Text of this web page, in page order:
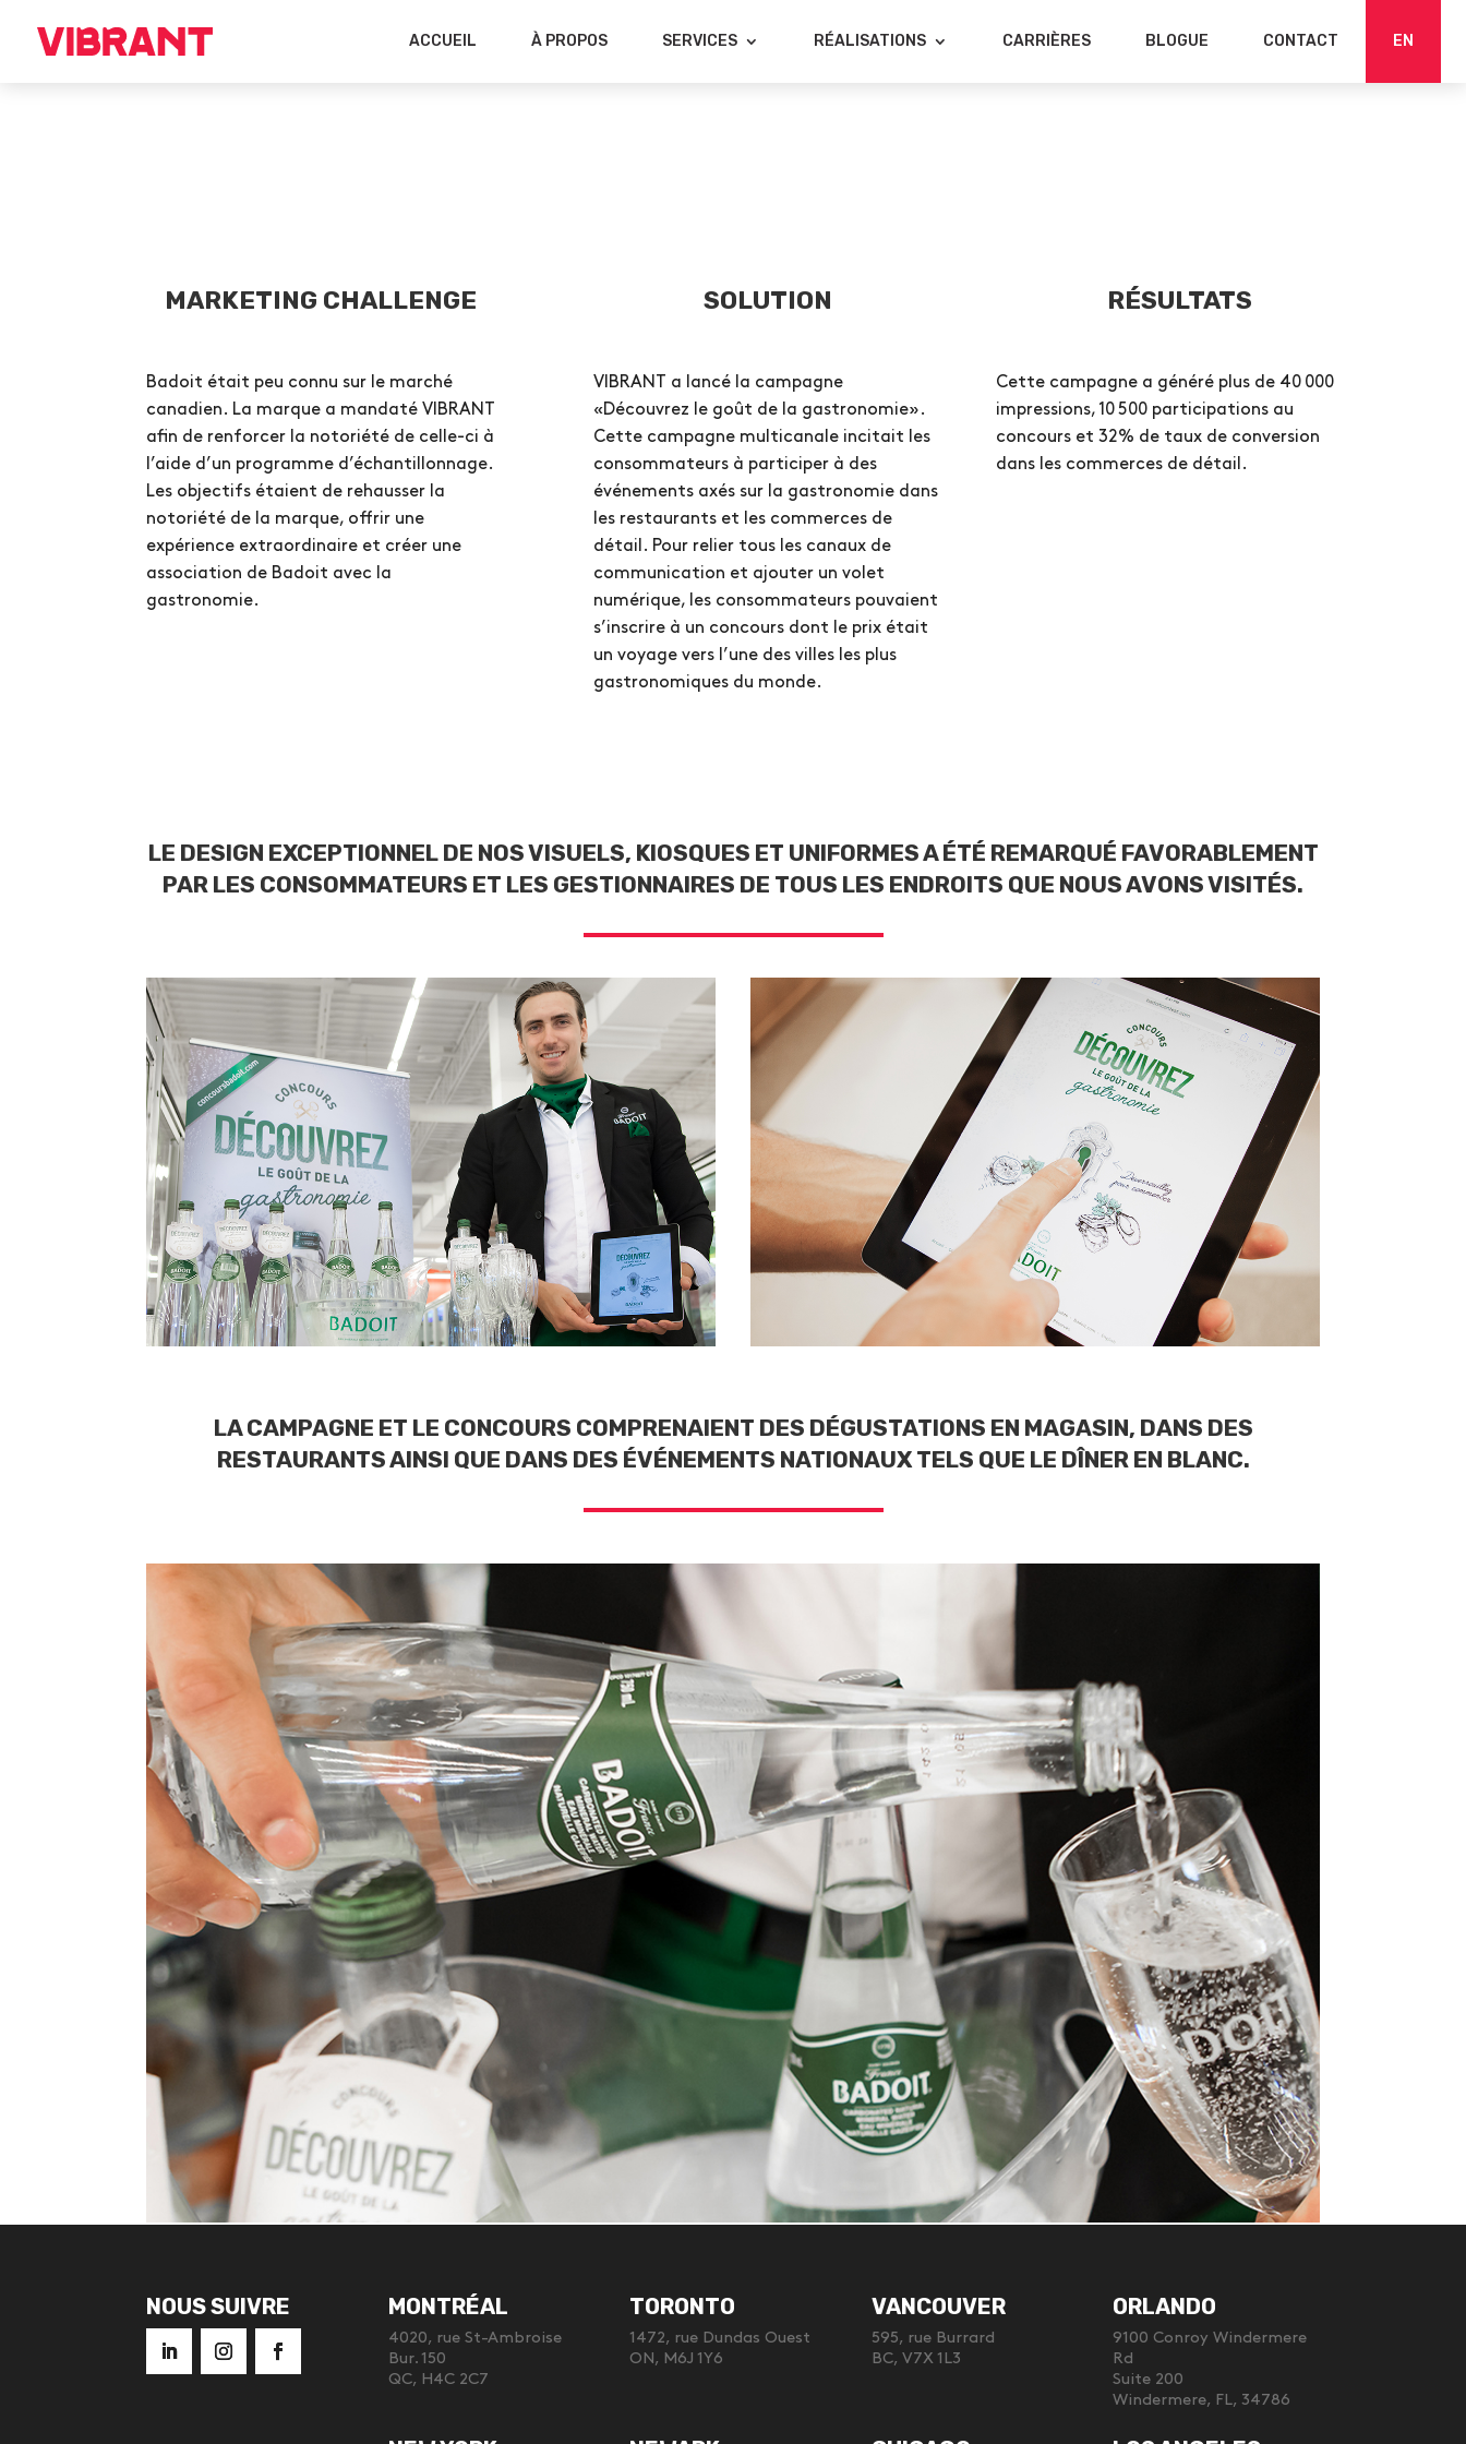
ACCUEIL À PROPOS SERVICES RÉALISATIONS CARRIÈRES BLOGUE CONTACT EN
MARKETING CHALLENGE
Badoit était peu connu sur le marché
canadien. La marque a mandaté VIBRANT
afin de renforcer la notoriété de celle-ci à
l’aide d’un programme d’échantillonnage.
Les objectifs étaient de rehausser la
notoriété de la marque, offrir une
expérience extraordinaire et créer une
association de Badoit avec la
gastronomie.
SOLUTION
VIBRANT a lancé la campagne
«Découvrez le goût de la gastronomie».
Cette campagne multicanale incitait les
consommateurs à participer à des
événements axés sur la gastronomie dans
les restaurants et les commerces de
détail. Pour relier tous les canaux de
communication et ajouter un volet
numérique, les consommateurs pouvaient
s’inscrire à un concours dont le prix était
un voyage vers l’une des villes les plus
gastronomiques du monde.
RÉSULTATS
Cette campagne a généré plus de 40 000
impressions, 10 500 participations au
concours et 32% de taux de conversion
dans les commerces de détail.
LE DESIGN EXCEPTIONNEL DE NOS VISUELS, KIOSQUES ET UNIFORMES A ÉTÉ REMARQUÉ FAVORABLEMENT
PAR LES CONSOMMATEURS ET LES GESTIONNAIRES DE TOUS LES ENDROITS QUE NOUS AVONS VISITÉS.
LA CAMPAGNE ET LE CONCOURS COMPRENAIENT DES DÉGUSTATIONS EN MAGASIN, DANS DES
RESTAURANTS AINSI QUE DANS DES ÉVÉNEMENTS NATIONAUX TELS QUE LE DÎNER EN BLANC.
NOUS SUIVRE MONTRÉAL
4020, rue St-Ambroise
Bur. 150
QC, H4C 2C7
TORONTO
1472, rue Dundas Ouest
ON, M6J 1Y6
VANCOUVER
595, rue Burrard
BC, V7X 1L3
ORLANDO
9100 Conroy Windermere
Rd
Suite 200
Windermere, FL, 34786